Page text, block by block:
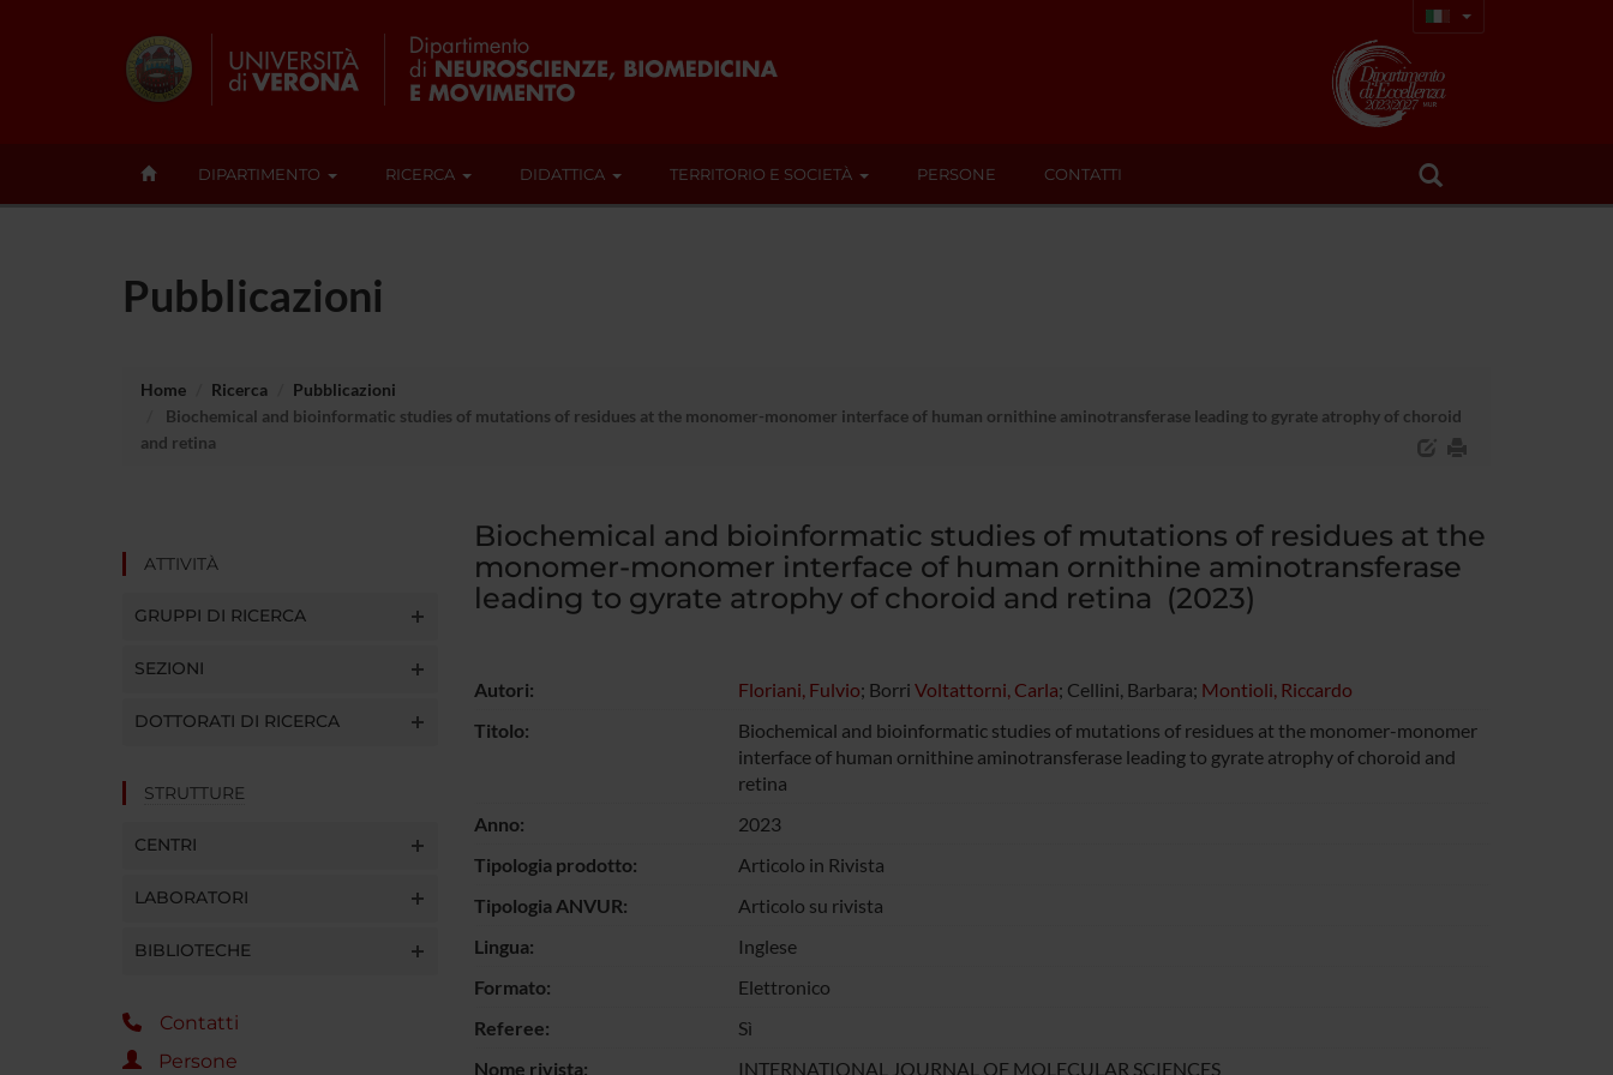
DIPARTIMENTO RICERCA DIDATTICA TERRITORIO E SOCIETÀ PERSONE CONTATTI
Pubblicazioni
Home Ricerca
Pubblicazioni
Biochemical and bioinformatic studies of mutations of residues at the monomer-monomer interface of human ornithine aminotransferase leading to gyrate atrophy of choroid
and retina
ATTIVITÀ
GRUPPI DI RICERCA
SEZIONI
DOTTORATI DI RICERCA
STRUTTURE
CENTRI
LABORATORI
BIBLIOTECHE
Contatti
Persone
Biochemical and bioinformatic studies of mutations of residues at the
monomer-monomer interface of human ornithine aminotransferase
leading to gyrate atrophy of choroid and retina (2023)
Autori: Floriani, Fulvio; Borri Voltattorni, Carla; Cellini, Barbara; Montioli, Riccardo
Titolo:
Biochemical and bioinformatic studies of mutations of residues at the monomer-monomer
interface of human ornithine aminotransferase leading to gyrate atrophy of choroid and
retina
Anno:
2023
Tipologia prodotto:
Articolo in Rivista
Tipologia ANVUR:
Articolo su rivista
Lingua:
Inglese
Formato:
Elettronico
Referee:
Sì
Nome rivista:
INTERNATIONAL JOURNAL OF MOLECULAR SCIENCES